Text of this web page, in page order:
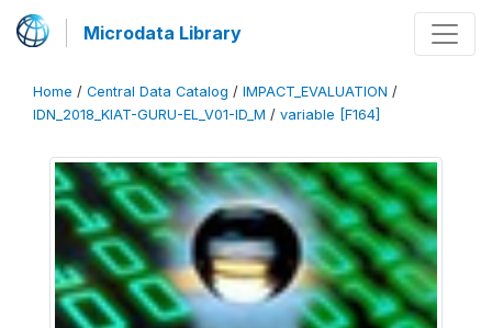
Microdata Library
Home / Central Data Catalog / IMPACT_EVALUATION /
IDN_2018_KIAT-GURU-EL_V01-ID_M / variable [F164]